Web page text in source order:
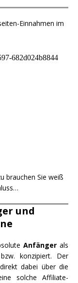
Einnahmen im
brauchen Sie weiß
und
Anfänger als
konzipiert. Der
dabei über die
solche Affiliate-